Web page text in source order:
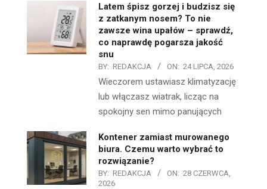
Latem śpisz gorzej i budzisz się
z zatkanym nosem? To nie
zawsze wina upałów – sprawdź,
co naprawdę pogarsza jakość
snu
BY: REDAKCJA ON: 24 LIPCA, 2026
Wieczorem ustawiasz klimatyzację
lub włączasz wiatrak, licząc na
spokojny sen mimo panujących
Kontener zamiast murowanego
biura. Czemu warto wybrać to
rozwiązanie?
BY: REDAKCJA ON: 28 CZERWCA,
2026